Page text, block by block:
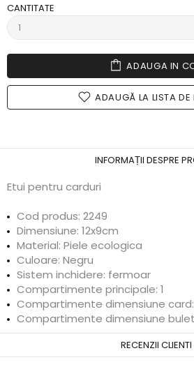
CANTITATE
ADAUGA IN
ADAUGĂ LA LISTA DE
INFORMAȚII DESPRE
Etui pentru carduri
Cod produs: 2249
Dimensiune: 12x9cm
Material: Piele ecologica
Culoare: Negru
Sistem inchidere: fermoar
Compartimente principale: 1
Compartimente dimensiune
Compartimente dimensiune
RECENZII CLIENTI